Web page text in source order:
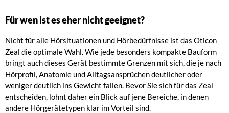
Für wen ist es eher nicht geeignet?
Nicht für alle Hörsituationen und Hörbedürfnisse ist das Oticon
Zeal die optimale Wahl. Wie jede besonders kompakte Bauform
bringt auch dieses Gerät bestimmte Grenzen mit sich, die je nach
Hörprofil, Anatomie und Alltagsansprüchen deutlicher oder
weniger deutlich ins Gewicht fallen. Bevor Sie sich für das Zeal
entscheiden, lohnt daher ein Blick auf jene Bereiche, in denen
andere Hörgerätetypen klar im Vorteil sind.